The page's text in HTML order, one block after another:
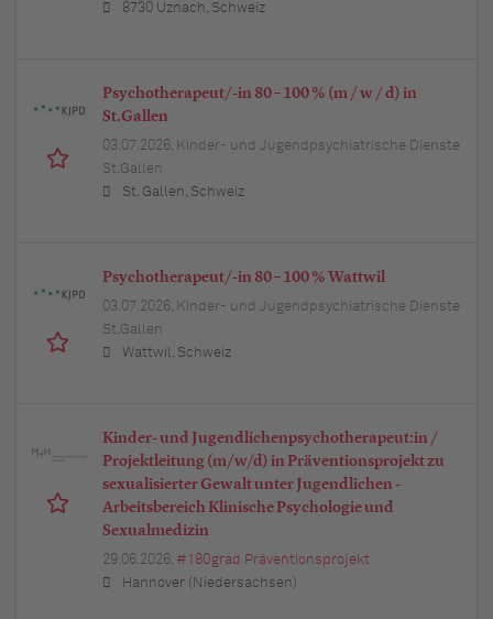
8730 Uznach, Schweiz
Psychotherapeut/-in 80 – 100 % (m / w / d) in
St.Gallen
03.07.2026, Kinder- und Jugendpsychiatrische Dienste
St.Gallen
St. Gallen, Schweiz
Psychotherapeut/-in 80 – 100 % Wattwil
03.07.2026, Kinder- und Jugendpsychiatrische Dienste
St.Gallen
Wattwil, Schweiz
Kinder- und Jugendlichenpsychotherapeut:in /
Projektleitung (m/w/d) in Präventionsprojekt zu
sexualisierter Gewalt unter Jugendlichen -
Arbeitsbereich Klinische Psychologie und
Sexualmedizin
29.06.2026, #180grad Präventionsprojekt
Hannover (Niedersachsen)